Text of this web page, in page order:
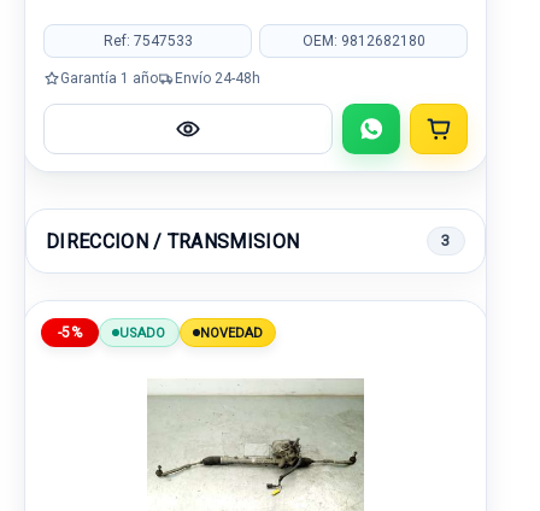
Ref: 7547533 OEM: 9812682180
Garantía 1 año Envío 24-48h
DIRECCION / TRANSMISION 3
-5% USADO NOVEDAD